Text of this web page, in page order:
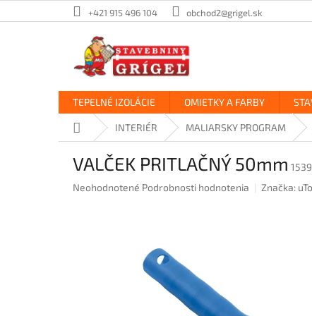
na
+421 915 496 104 obchod2@grigel.sk
TEPELNÉ IZOLÁCIE OMIETKY A FARBY
DomovINTERIÉR MALIARSKY PROGRAM
VALČEK PRITLAČNÝ 50mm
Priemerné
Neohodnotené Podrobnosti hodnotenia Značka: